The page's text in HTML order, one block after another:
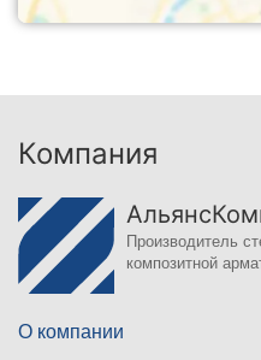
Компания
Производитель
композитной
О компании